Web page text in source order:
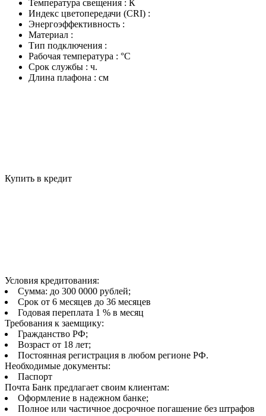
Температура свещения : К
Индекс цветопередачи (CRI) :
Энергоэффективность :
Материал :
Тип подключения :
Рабочая температура : °C
Срок службы : ч.
Длина плафона : см
Купить в кредит
Условия кредитования:
Сумма: до 300 0000 рублей;
Срок от 6 месяцев до 36 месяцев
Годовая переплата 1 % в месяц
Требования к заемщику:
Гражданство РФ;
Возраст от 18 лет;
Постоянная регистрация в любом регионе РФ.
Необходимые документы:
Паспорт
Почта Банк предлагает своим клиентам:
Оформление в надежном банке;
Полное или частичное досрочное погашение без штрафов